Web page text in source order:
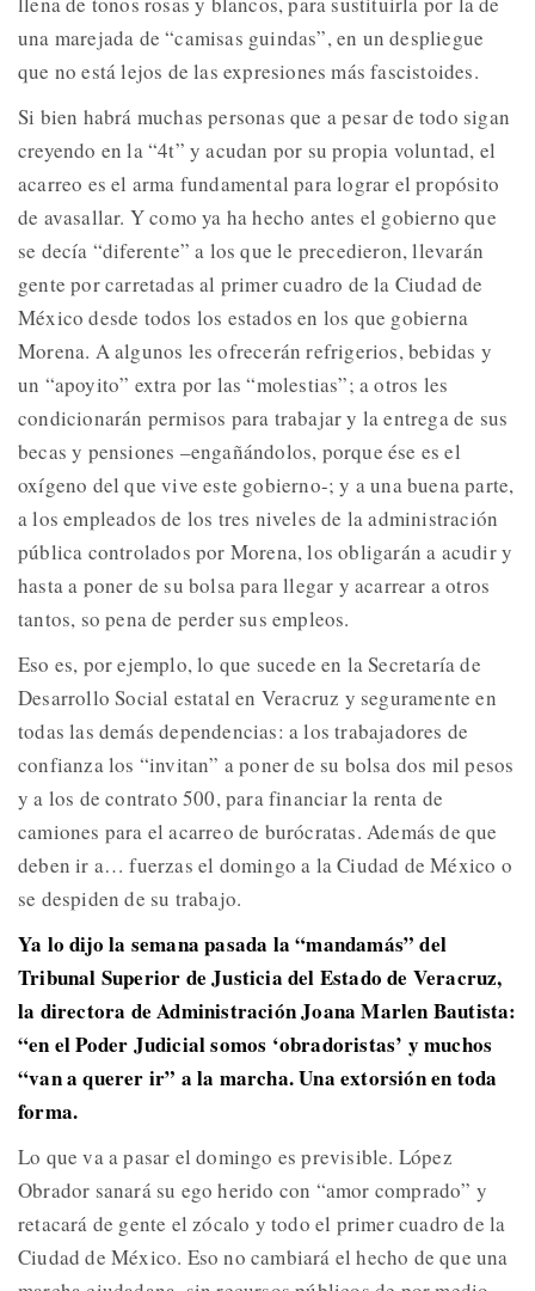
una marejada de “camisas guindas”, en un despliegue
que no está lejos de las expresiones más fascistoides.
Si bien habrá muchas personas que a pesar de todo sigan
creyendo en la “4t” y acudan por su propia voluntad, el
acarreo es el arma fundamental para lograr el propósito
de avasallar. Y como ya ha hecho antes el gobierno que
se decía “diferente” a los que le precedieron, llevarán
gente por carretadas al primer cuadro de la Ciudad de
México desde todos los estados en los que gobierna
Morena. A algunos les ofrecerán refrigerios, bebidas y
un “apoyito” extra por las “molestias”; a otros les
condicionarán permisos para trabajar y la entrega de sus
becas y pensiones –engañándolos, porque ése es el
oxígeno del que vive este gobierno-; y a una buena parte,
a los empleados de los tres niveles de la administración
pública controlados por Morena, los obligarán a acudir y
hasta a poner de su bolsa para llegar y acarrear a otros
tantos, so pena de perder sus empleos.
Eso es, por ejemplo, lo que sucede en la Secretaría de
Desarrollo Social estatal en Veracruz y seguramente en
todas las demás dependencias: a los trabajadores de
confianza los “invitan” a poner de su bolsa dos mil pesos
y a los de contrato 500, para financiar la renta de
camiones para el acarreo de burócratas. Además de que
deben ir a… fuerzas el domingo a la Ciudad de México o
se despiden de su trabajo.
Ya lo dijo la semana pasada la “mandamás” del
Tribunal Superior de Justicia del Estado de Veracruz,
la directora de Administración Joana Marlen Bautista:
“en el Poder Judicial somos ‘obradoristas’ y muchos
“van a querer ir” a la marcha. Una extorsión en toda
forma.
Lo que va a pasar el domingo es previsible. López
Obrador sanará su ego herido con “amor comprado” y
retacará de gente el zócalo y todo el primer cuadro de la
Ciudad de México. Eso no cambiará el hecho de que una